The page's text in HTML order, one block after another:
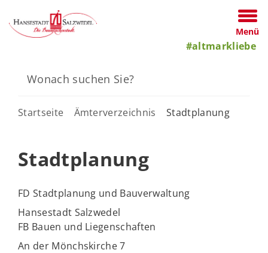
Menü
#altmarkliebe
Startseite Ämterverzeichnis Stadtplanung
Stadtplanung
FD Stadtplanung und Bauverwaltung
Hansestadt Salzwedel
FB Bauen und Liegenschaften
An der Mönchskirche 7